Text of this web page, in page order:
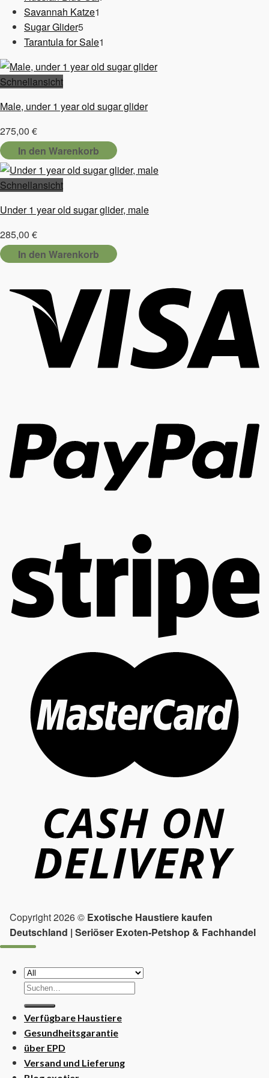
Savannah Katze1
Sugar Glider55
Produkte
Tarantula for Sale1
Schnellansicht
Male, under 1 year old sugar glider
275,00 €
In den Warenkorb
Schnellansicht
Under 1 year old sugar glider, male
285,00 €
In den Warenkorb
Copyright 2026 © Exotische Haustiere kaufen
Deutschland | Seriöser Exoten-Petshop & Fachhandel
Suchen
nach:
Verfügbare Haustiere
Gesundheitsgarantie
über EPD
Versand und Lieferung